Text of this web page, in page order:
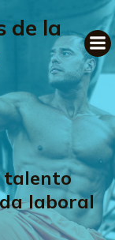
de la
talento
laboral